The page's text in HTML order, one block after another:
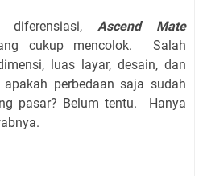
diferensiasi, Ascend Mate
cukup mencolok. Salah
luas layar, desain, dan
perbedaan saja sudah
pasar? Belum tentu. Hanya